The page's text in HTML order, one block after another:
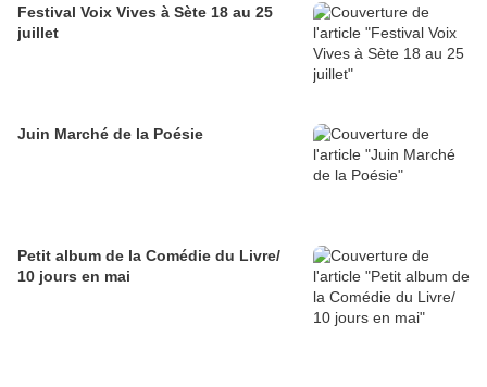
Festival Voix Vives à Sète 18 au 25
juillet
Juin Marché de la Poésie
Petit album de la Comédie du Livre/
10 jours en mai